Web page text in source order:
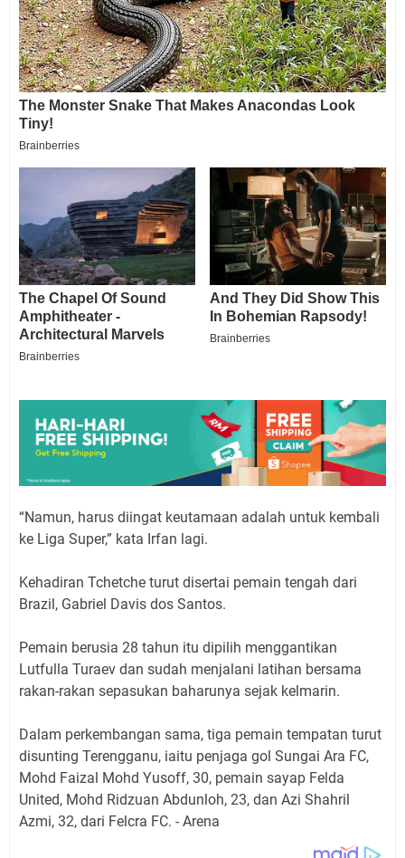
“Namun, harus diingat keutamaan adalah untuk kembali
ke Liga Super,” kata Irfan lagi.
Kehadiran Tchetche turut disertai pemain tengah dari
Brazil, Gabriel Davis dos Santos.
Pemain berusia 28 tahun itu dipilih menggantikan
Lutfulla Turaev dan sudah menjalani latihan bersama
rakan-rakan sepasukan baharunya sejak kelmarin.
Dalam perkembangan sama, tiga pemain tempatan turut
disunting Terengganu, iaitu penjaga gol Sungai Ara FC,
Mohd Faizal Mohd Yusoff, 30, pemain sayap Felda
United, Mohd Ridzuan Abdunloh, 23, dan Azi Shahril
Azmi, 32, dari Felcra FC. - Arena